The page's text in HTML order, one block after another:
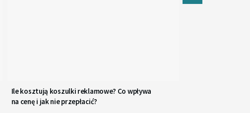
Ile kosztują koszulki reklamowe? Co wpływa
na cenę i jak nie przepłacić?